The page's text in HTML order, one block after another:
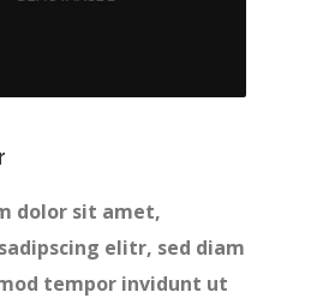
dolor sit amet,
elitr, sed diam
tempor invidunt ut